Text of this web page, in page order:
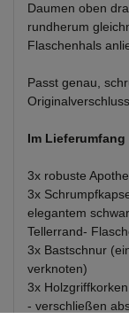
Daumen oben
rundherum
Flaschenhals
Passt genau,
Im
3x robuste
3x
elegantem
Tellerrand-
3x Bastschnur
verknoten)
3x
- verschließen